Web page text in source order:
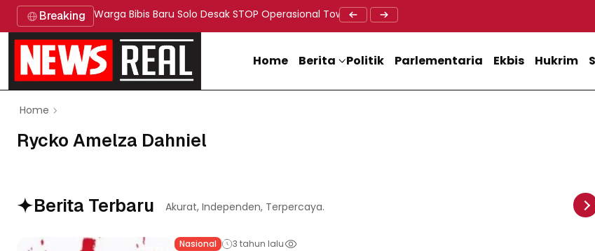
Breaking Warga Bibis Baru Solo Desak STOP Operasional Tower BTS, Diwa : Nyawa dan Keselamatan Warga Lebih
Doa Lintas Agama Perkuat Semangat Persatuan
Home Berita Politik Parlementaria Ekbis Hukrim
Home
Rycko Amelza Dahniel
Berita Terbaru Akurat, Independen, Terpercaya.
Nasional 3 tahun lalu